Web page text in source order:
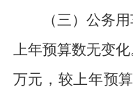
（三）公务
上年预算数无变化
万元， 较上年预